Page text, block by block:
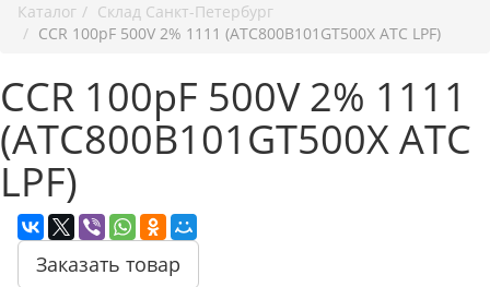
Каталог
Cклад Санкт-Петербург
CCR 100pF 500V 2% 1111 (ATC800B101GT500X ATC LPF)
CCR 100pF 500V 2% 1111
(ATC800B101GT500X ATC
LPF)
Заказать товар